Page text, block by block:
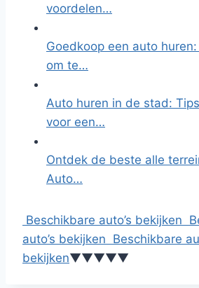
voordelen…
Goedkoop een auto
om te…
Auto huren in de stad:
voor een…
Ontdek de beste alle
Auto…
Beschikbare auto’s bekijken
auto’s bekijken Beschikbare
bekijken▼▼▼▼▼